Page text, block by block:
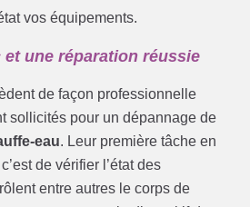
vos équipements.
une réparation réussie
de façon professionnelle
sollicités pour un dépannage de
eau. Leur première tâche en
de vérifier l’état des
entre autres le corps de